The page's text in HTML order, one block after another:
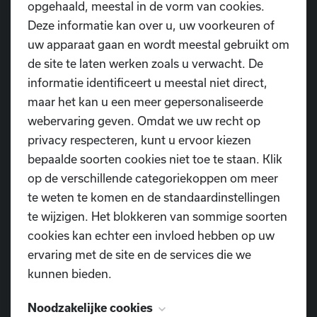
(Zeveneken).
Waar wacht je nog op?
Stel een team samen, kies een naam en
schrijf in. Op naar een gezellige avond vol
quiz-plezier én fun! En… no worries: er zijn
voldoende drank en versnaperingen om de
innerlijke mens te versterken
Inschrijven
Steun Dansschool D.I.O.P. via Trooper
opgehaald, meestal in de vorm van cookies.
Deze informatie kan over u, uw voorkeuren of
uw apparaat gaan en wordt meestal gebruikt om
de site te laten werken zoals u verwacht. De
informatie identificeert u meestal niet direct,
maar het kan u een meer gepersonaliseerde
webervaring geven. Omdat we uw recht op
privacy respecteren, kunt u ervoor kiezen
bepaalde soorten cookies niet toe te staan. Klik
op de verschillende categoriekoppen om meer
te weten te komen en de standaardinstellingen
te wijzigen. Het blokkeren van sommige soorten
cookies kan echter een invloed hebben op uw
ervaring met de site en de services die we
kunnen bieden.
Noodzakelijke cookies